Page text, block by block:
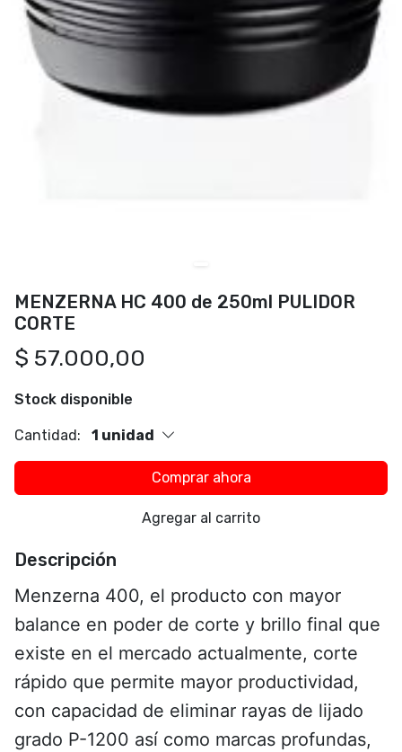
MENZERNA HC 400 de 250ml PULIDOR
CORTE
$ 57.000,00
Stock disponible
Cantidad: 1 unidad
Comprar ahora
Agregar al carrito
Descripción
Menzerna 400, el producto con mayor
balance en poder de corte y brillo final que
existe en el mercado actualmente, corte
rápido que permite mayor productividad,
con capacidad de eliminar rayas de lijado
grado P-1200 así como marcas profundas,